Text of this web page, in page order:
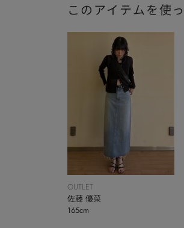
このアイテムを使
OUTLET
佐藤 優菜
165cm